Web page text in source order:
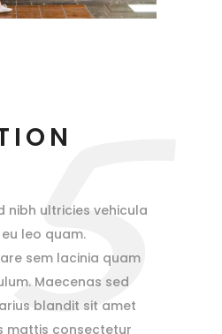
5
nibh ultricies vehicula
leo quam.
sem lacinia quam
Maecenas sed
blandit sit amet
mattis consectetur